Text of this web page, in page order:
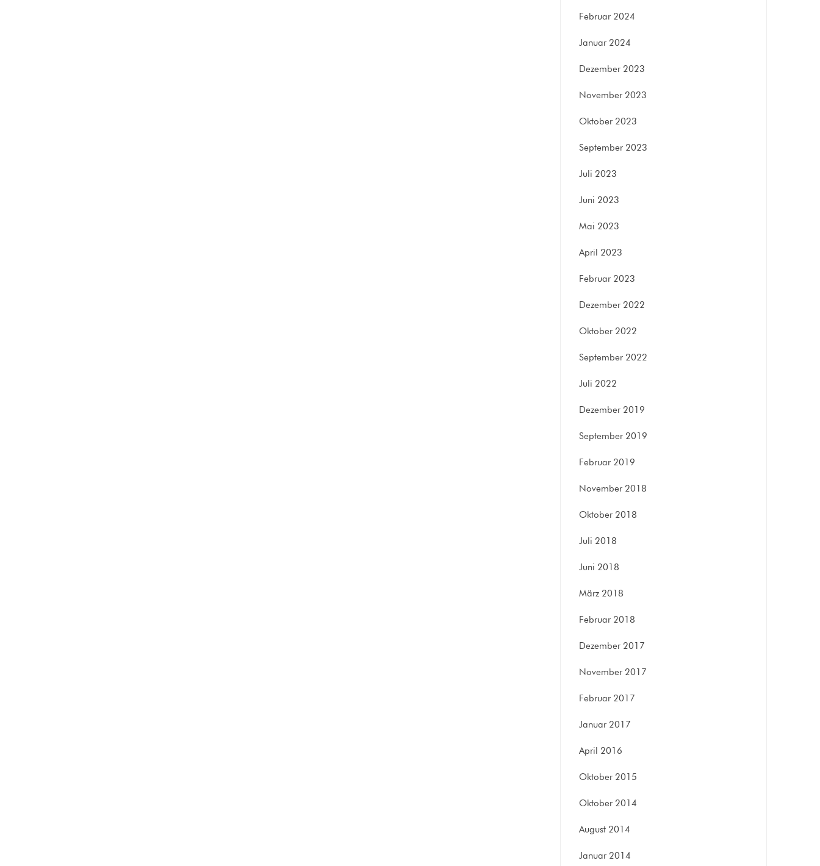
Februar 2024
Januar 2024
Dezember 2023
November 2023
Oktober 2023
September 2023
Juli 2023
Juni 2023
Mai 2023
April 2023
Februar 2023
Dezember 2022
Oktober 2022
September 2022
Juli 2022
Dezember 2019
September 2019
Februar 2019
November 2018
Oktober 2018
Juli 2018
Juni 2018
März 2018
Februar 2018
Dezember 2017
November 2017
Februar 2017
Januar 2017
April 2016
Oktober 2015
Oktober 2014
August 2014
Januar 2014